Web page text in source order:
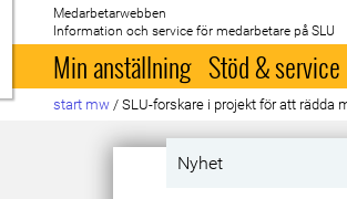
Till startsida
Medarbetarwebben
Information och service för medarbetare på SLU
Min anställning Stöd & service
start mw / SLU-forskare i projekt för att rädda
Nyhet